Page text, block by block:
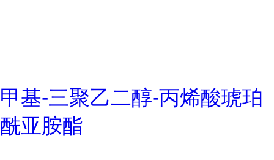
甲基-三聚乙二醇-丙烯酸琥珀
酰亚胺酯